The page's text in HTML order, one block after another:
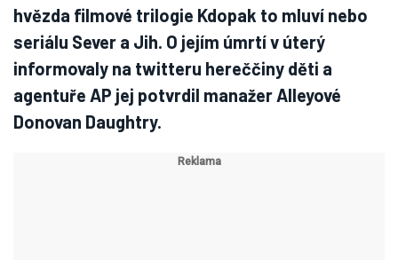
hvězda filmové trilogie Kdopak to mluví nebo
seriálu Sever a Jih. O jejím úmrtí v úterý
informovaly na twitteru hereččiny děti a
agentuře AP jej potvrdil manažer Alleyové
Donovan Daughtry.